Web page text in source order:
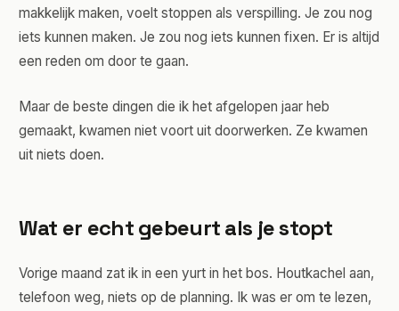
makkelijk maken, voelt stoppen als verspilling. Je zou nog
iets kunnen maken. Je zou nog iets kunnen fixen. Er is altijd
een reden om door te gaan.
Maar de beste dingen die ik het afgelopen jaar heb
gemaakt, kwamen niet voort uit doorwerken. Ze kwamen
uit niets doen.
Wat er echt gebeurt als je stopt
Vorige maand zat ik in een yurt in het bos. Houtkachel aan,
telefoon weg, niets op de planning. Ik was er om te lezen,